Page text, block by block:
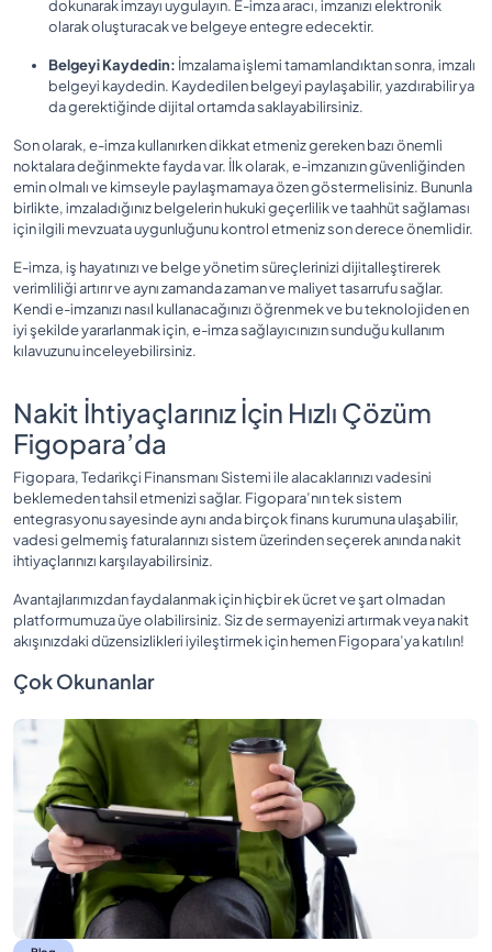
dokunarak imzayı uygulayın. E-imza aracı, imzanızı elektronik
olarak oluşturacak ve belgeye entegre edecektir.
Belgeyi Kaydedin: İmzalama işlemi tamamlandıktan sonra, imzalı
belgeyi kaydedin. Kaydedilen belgeyi paylaşabilir, yazdırabilir ya
da gerektiğinde dijital ortamda saklayabilirsiniz.
Son olarak, e-imza kullanırken dikkat etmeniz gereken bazı önemli
noktalara değinmekte fayda var. İlk olarak, e-imzanızın güvenliğinden
emin olmalı ve kimseyle paylaşmamaya özen göstermelisiniz. Bununla
birlikte, imzaladığınız belgelerin hukuki geçerlilik ve taahhüt sağlaması
için ilgili mevzuata uygunluğunu kontrol etmeniz son derece önemlidir.
E-imza, iş hayatınızı ve belge yönetim süreçlerinizi dijitalleştirerek
verimliliği artırır ve aynı zamanda zaman ve maliyet tasarrufu sağlar.
Kendi e-imzanızı nasıl kullanacağınızı öğrenmek ve bu teknolojiden en
iyi şekilde yararlanmak için, e-imza sağlayıcınızın sunduğu kullanım
kılavuzunu inceleyebilirsiniz.
Nakit İhtiyaçlarınız İçin Hızlı Çözüm
Figopara’da
Figopara, Tedarikçi Finansmanı Sistemi ile alacaklarınızı vadesini
beklemeden tahsil etmenizi sağlar. Figopara’nın tek sistem
entegrasyonu sayesinde aynı anda birçok finans kurumuna ulaşabilir,
vadesi gelmemiş faturalarınızı sistem üzerinden seçerek anında nakit
ihtiyaçlarınızı karşılayabilirsiniz.
Avantajlarımızdan faydalanmak için hiçbir ek ücret ve şart olmadan
platformumuza üye olabilirsiniz. Siz de sermayenizi artırmak veya nakit
akışınızdaki düzensizlikleri iyileştirmek için hemen Figopara’ya katılın!
Çok Okunanlar